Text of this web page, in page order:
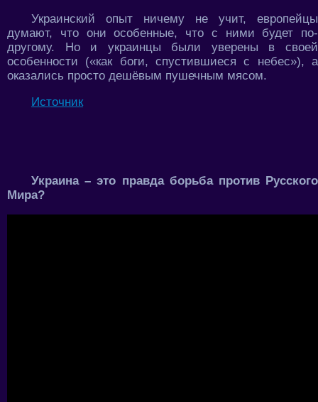
Украинский опыт ничему не учит, европейцы
думают, что они особенные, что с ними будет по-
другому. Но и украинцы были уверены в своей
особенности («как боги, спустившиеся с небес»), а
оказались просто дешёвым пушечным мясом.
Источник
Украина – это правда борьба против Русского
Мира?